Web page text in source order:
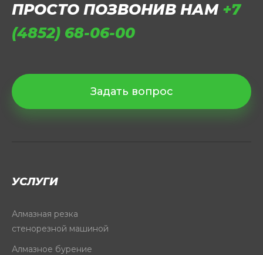
ПРОСТО ПОЗВОНИВ НАМ +7
(4852) 68-06-00
Задать вопрос
УСЛУГИ
Алмазная резка
стенорезной машиной
Алмазное бурение